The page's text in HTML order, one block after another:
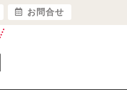
お問合せ